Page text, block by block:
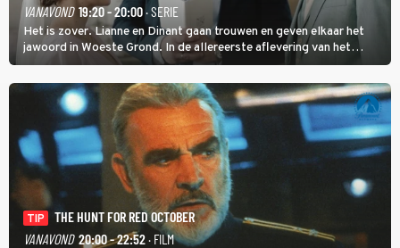
VANAVOND 19:20 - 20:00· SERIE
Het is zover. Lianne en Dinant gaan trouwen en geven elkaar het
jawoord in Woeste Grond. In de allereerste aflevering van het
eerste seizoen kwam Lianne vanuit de Randstad naar Twente. Daar
is ze inmiddels helemaal op haar plek.
TIP
THE HUNT FOR RED OCTOBER
VANAVOND 20:00 - 22:52· FILM